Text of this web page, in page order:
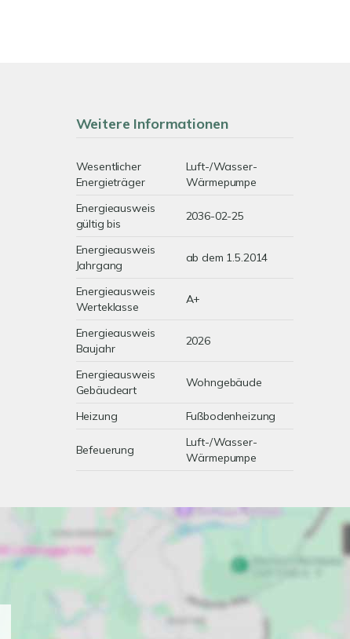
Weitere Informationen
Wesentlicher
Energieträger
Luft-/Wasser-
Wärmepumpe
Energieausweis
gültig bis
2036-02-25
Energieausweis
Jahrgang
ab dem 1.5.2014
Energieausweis
Werteklasse
A+
Energieausweis
Baujahr
2026
Energieausweis
Gebäudeart
Wohngebäude
Heizung Fußbodenheizung
Befeuerung
Luft-/Wasser-
Wärmepumpe